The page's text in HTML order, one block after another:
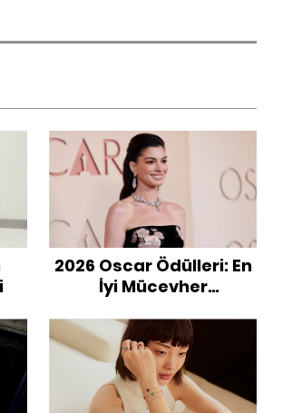
2026 Oscar Ödülleri: En
İyi Mücevher